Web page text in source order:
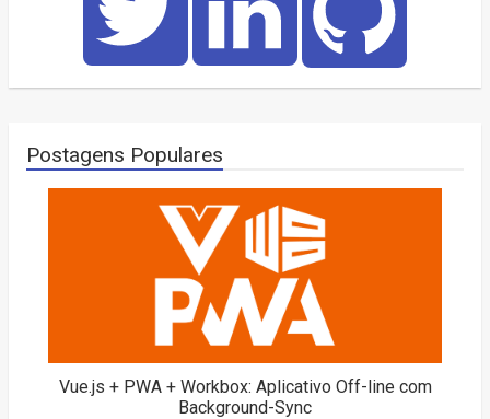
Postagens Populares
Vue.js + PWA + Workbox: Aplicativo Off-line com
Background-Sync